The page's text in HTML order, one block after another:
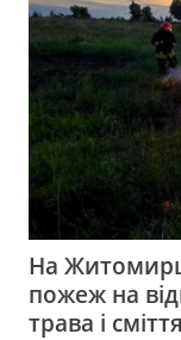
На
пожеж на
трава і сміття